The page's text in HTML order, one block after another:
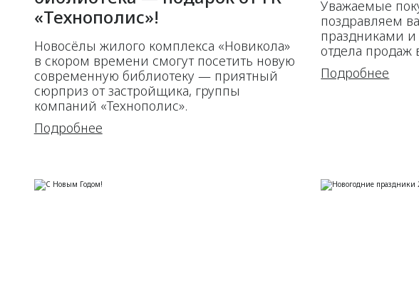
«Технополис»!
Новосёлы жилого комплекса «Новикола»
в скором времени смогут посетить новую
современную библиотеку — приятный
сюрприз от застройщика, группы
компаний «Технополис».
Подробнее
Уважаемые
поздравляем
праздниками
отдела продаж
Подробнее